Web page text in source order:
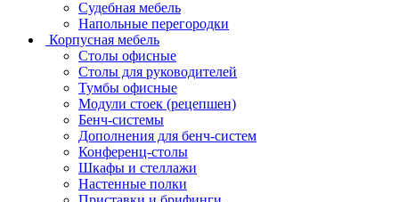
Судебная мебель
Напольные перегородки
Корпусная мебель
Столы офисные
Столы для руководителей
Тумбы офисные
Модули стоек (рецепшен)
Бенч-системы
Дополнения для бенч-систем
Конференц-столы
Шкафы и стеллажи
Настенные полки